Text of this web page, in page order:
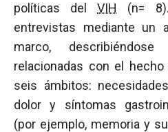
políticas delVIH
(n=
entrevistas mediante un
marco,
relacionadas con el
seis ámbitos:
dolor y síntomas
(por ejemplo, memoria y